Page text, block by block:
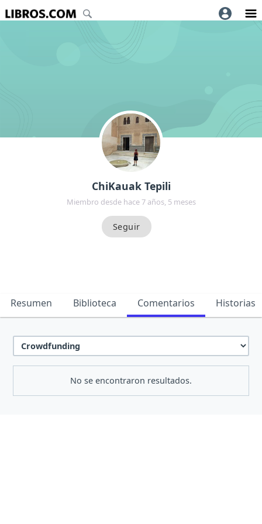
ChiKauak Tepili
Miembro desde hace 7 años, 5 meses
Resumen Biblioteca Comentarios Historias
No se encontraron resultados.